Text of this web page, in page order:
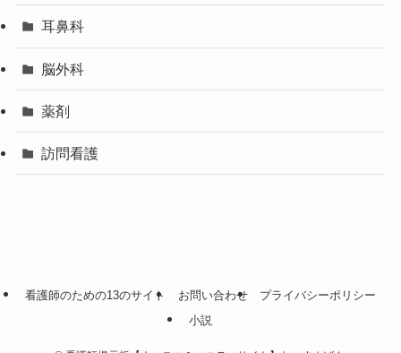
耳鼻科
脳外科
薬剤
訪問看護
看護師のための13のサイト お問い合わせ
プライバシーポリシー
小説